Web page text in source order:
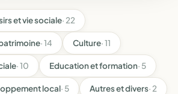
et vie sociale· 22
· 14 Culture· 11
· 10 Education et formation· 5
local· 5 Autres et divers· 2